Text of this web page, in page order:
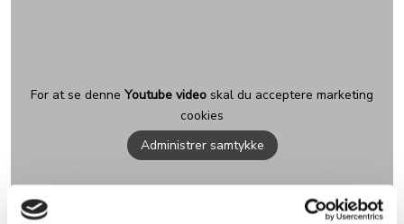
For at se denne Youtube video skal du acceptere marketing
cookies
Administrer samtykke